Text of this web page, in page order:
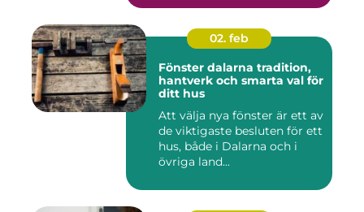
02. feb
Fönster dalarna tradition,
hantverk och smarta val för
ditt hus
Att välja nya fönster är ett av
de viktigaste besluten för ett
hus, både i Dalarna och i
övriga land...